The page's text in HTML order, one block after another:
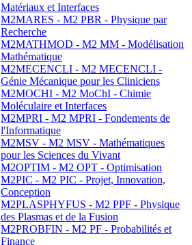
Matériaux et Interfaces
M2MARES - M2 PBR - Physique par
Recherche
M2MATHMOD - M2 MM - Modélisation
Mathématique
M2MECENCLI - M2 MECENCLI -
Génie Mécanique pour les Cliniciens
M2MOCHI - M2 MoChI - Chimie
Moléculaire et Interfaces
M2MPRI - M2 MPRI - Fondements de
l'Informatique
M2MSV - M2 MSV - Mathématiques
pour les Sciences du Vivant
M2OPTIM - M2 OPT - Optimisation
M2PIC - M2 PIC - Projet, Innovation,
Conception
M2PLASPHYFUS - M2 PPF - Physique
des Plasmas et de la Fusion
M2PROBFIN - M2 PF - Probabilités et
Finance